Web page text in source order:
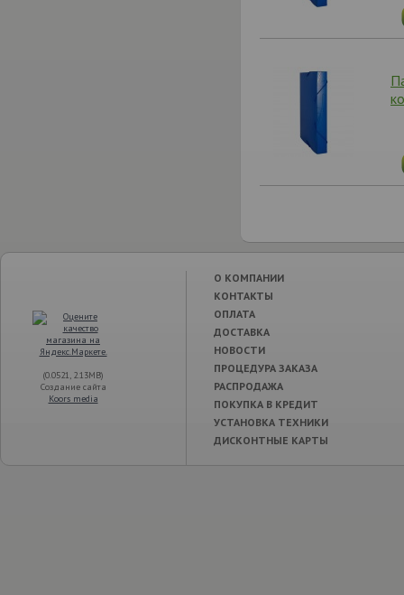
(0.0521, 2.13MB)
Создание сайта
Koors media
О КОМПАНИИ
КОНТАКТЫ
ОПЛАТА
ДОСТАВКА
НОВОСТИ
ПРОЦЕДУРА ЗАКАЗА
РАСПРОДАЖА
ПОКУПКА В КРЕДИТ
УСТАНОВКА ТЕХНИКИ
ДИСКОНТНЫЕ КАРТЫ